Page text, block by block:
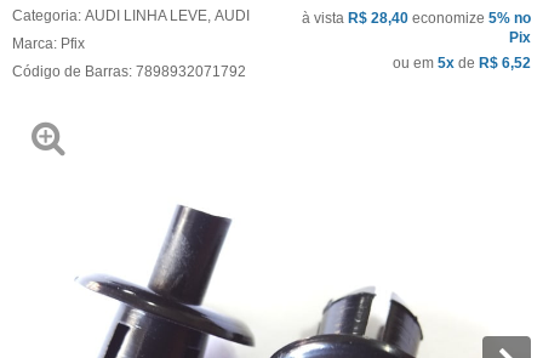
Categoria: AUDI LINHA LEVE AUDI
Marca: Pfix
Código de Barras: 7898932071792
à vista R$ 28,40 economize 5% no
Pix
ou em 5x de R$ 6,52